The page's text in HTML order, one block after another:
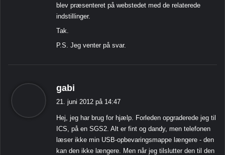
blev præsenteret på webstedet med de relaterede
indstillinger.
Tak.
P.S. Jeg venter på svar.
gabi
e
r
:
21. juni 2012 på 14:47
Hej, jeg har brug for hjælp. Forleden opgraderede jeg til
ICS, på en SGS2. Alt er fint og dandy, men telefonen
læser ikke min USB-opbevaringsmappe længere - den
kan den ikke længere. Men når jeg tilslutter den til den